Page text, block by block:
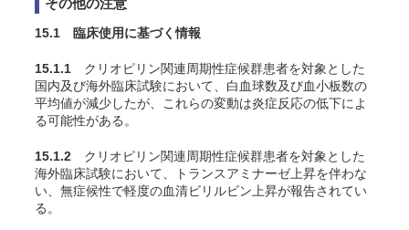
その他の注意
15.1 臨床使用に基づく情報
15.1.1 クリオピリン関連周期性症候群患者を対象とした
国内及び海外臨床試験において、白血球数及び血小板数の
平均値が減少したが、これらの変動は炎症反応の低下によ
る可能性がある。
15.1.2 クリオピリン関連周期性症候群患者を対象とした
海外臨床試験において、トランスアミナーゼ上昇を伴わな
い、無症候性で軽度の血清ビリルビン上昇が報告されてい
る。